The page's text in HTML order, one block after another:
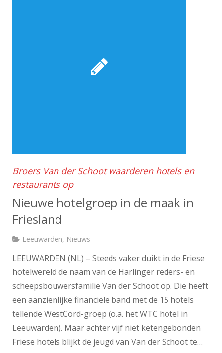
Broers Van der Schoot waarderen hotels en
restaurants op
Nieuwe hotelgroep in de maak in
Friesland
Leeuwarden, Nieuws
LEEUWARDEN (NL) – Steeds vaker duikt in de Friese
hotelwereld de naam van de Harlinger reders- en
scheepsbouwersfamilie Van der Schoot op. Die heeft
een aanzienlijke financiële band met de 15 hotels
tellende WestCord-groep (o.a. het WTC hotel in
Leeuwarden). Maar achter vijf niet ketengebonden
Friese hotels blijkt de jeugd van Van der Schoot te…